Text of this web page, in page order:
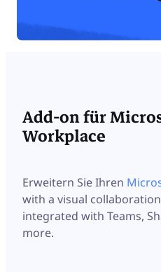
Add-on für
Workplace
Erweitern Sie Ihren
with a visual
integrated with Teams,
more.